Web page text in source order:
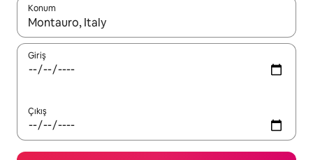
Konum
Sonuçlar kullanılabilir olduğunda yukarı ve aşağı oklarıyla
Giriş
Çıkış